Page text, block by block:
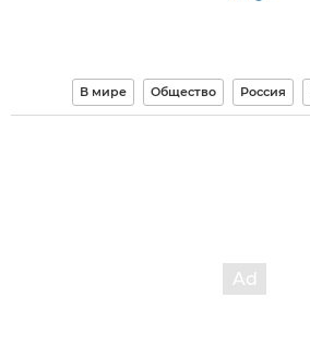
В мире Общество Россия